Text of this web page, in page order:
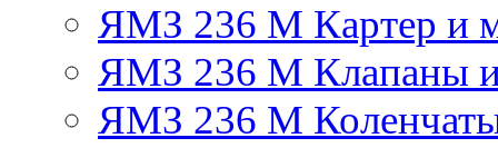
ЯМЗ 236 М Картер и
ЯМЗ 236 М Клапаны и
ЯМЗ 236 М